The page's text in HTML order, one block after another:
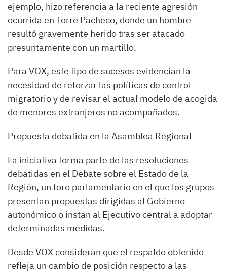
ejemplo, hizo referencia a la reciente agresión
ocurrida en Torre Pacheco, donde un hombre
resultó gravemente herido tras ser atacado
presuntamente con un martillo.
Para VOX, este tipo de sucesos evidencian la
necesidad de reforzar las políticas de control
migratorio y de revisar el actual modelo de acogida
de menores extranjeros no acompañados.
Propuesta debatida en la Asamblea Regional
La iniciativa forma parte de las resoluciones
debatidas en el Debate sobre el Estado de la
Región, un foro parlamentario en el que los grupos
presentan propuestas dirigidas al Gobierno
autonómico o instan al Ejecutivo central a adoptar
determinadas medidas.
Desde VOX consideran que el respaldo obtenido
refleja un cambio de posición respecto a las